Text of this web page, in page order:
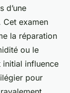
d’une
Cet examen
la réparation
ou le
initial influence
pour